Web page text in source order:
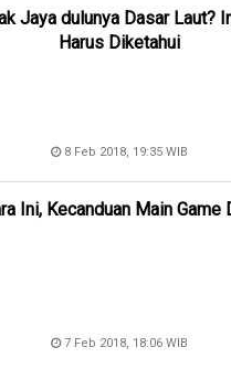
Jaya dulunya Dasar Laut?
Harus Diketahui
8 Feb 2018, 19:35 WIB
Ini, Kecanduan Main
7 Feb 2018, 18:06 WIB